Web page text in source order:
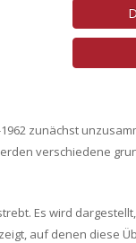
zunächst
verschiedene
Es wird
auf denen diese